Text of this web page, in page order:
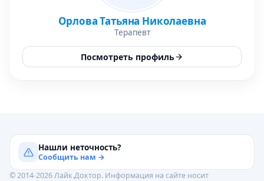
Орлова Татьяна Николаевна
Терапевт
Посмотреть профиль
Нашли неточность?
Сообщить нам →
© 2014-2026 Лайк.Доктор. Информация на сайте носит